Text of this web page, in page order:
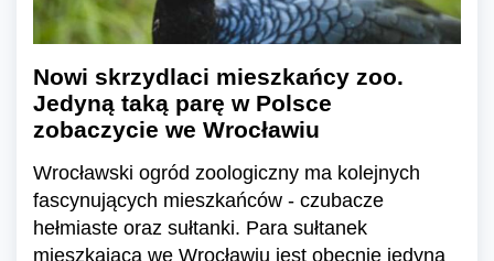
Nowi skrzydlaci mieszkańcy zoo.
Jedyną taką parę w Polsce
zobaczycie we Wrocławiu
Wrocławski ogród zoologiczny ma kolejnych
fascynujących mieszkańców - czubacze
hełmiaste oraz sułtanki. Para sułtanek
mieszkająca we Wrocławiu jest obecnie jedyną